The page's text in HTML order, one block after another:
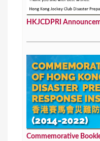
HKJCDPRI
Commemorative